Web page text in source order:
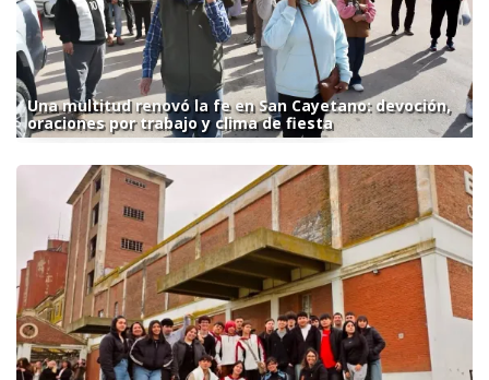
Una multitud renovó la fe en San Cayetano: devoción,
oraciones por trabajo y clima de fiesta